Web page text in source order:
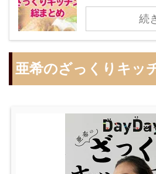
続
亜希のざっくりキッ